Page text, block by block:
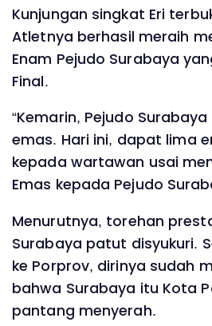
Kunjungan singkat Eri
Atletnya berhasil meraih
Enam Pejudo Surabaya
Final.
“Kemarin, Pejudo
emas. Hari ini, dapat lima
kepada wartawan usai
Emas kepada Pejudo
Menurutnya, torehan
Surabaya patut disyukuri.
ke Porprov, dirinya sudah
bahwa Surabaya itu Kota
pantang menyerah.